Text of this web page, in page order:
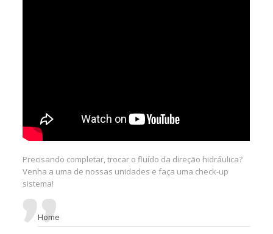
Precisando completar, trocar o fluído da direção hidráulica?
Venha a uma de nossas unidades e faça uma check-up
sistema!
Home